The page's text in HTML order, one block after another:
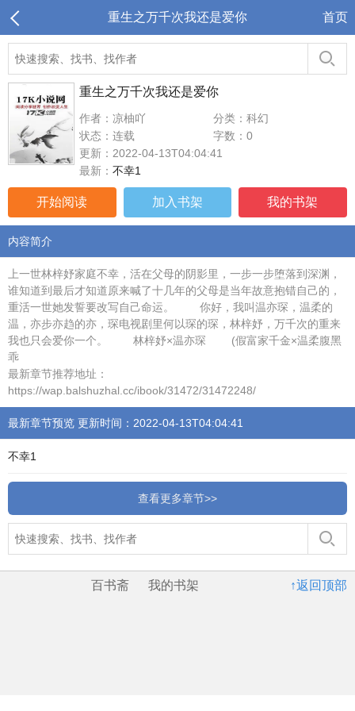
重生之万千次我还是爱你 首页
重生之万千次我还是爱你
作者：凉柚吖
分类：科幻
状态：连载
字数：0
更新：2022-04-13T04:04:41
最新： 不幸1
开始阅读 加入书架 我的书架
内容简介
上一世林梓妤家庭不幸，活在父母的阴影里，一步一步堕落到深渊，
谁知道到最后才知道原来喊了十几年的父母是当年故意抱错自己的，
重活一世她发誓要改写自己命运。 你好，我叫温亦琛，温柔的
温，亦步亦趋的亦，琛电视剧里何以琛的琛，林梓妤，万千次的重来
我也只会爱你一个。 林梓妤×温亦琛 (假富家千金×温柔腹黑
乖
最新章节推荐地址：
https://wap.balshuzhal.cc/ibook/31472/31472248/
最新章节预览 更新时间：2022-04-13T04:04:41
不幸1
查看更多章节>>
↑返回顶部
百书斋 我的书架